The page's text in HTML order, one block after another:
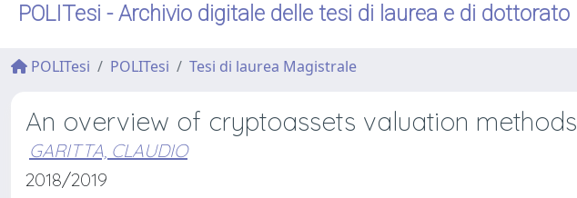
POLITesi - Archivio digitale delle tesi di laurea e di dottorato
POLITesi POLITesi Tesi di laurea Magistrale
An overview of cryptoassets valuation methods
GARITTA, CLAUDIO
2018/2019